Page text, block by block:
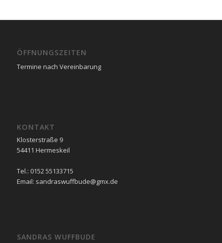
ÖFFNUNGSZEITEN
Termine nach Vereinbarung
KONTAKT
Klosterstraße 9
54411 Hermeskeil
Tel.: 0152 55133715
Email: sandraswuffbude@gmx.de
SANDRAS WUFFBUDE